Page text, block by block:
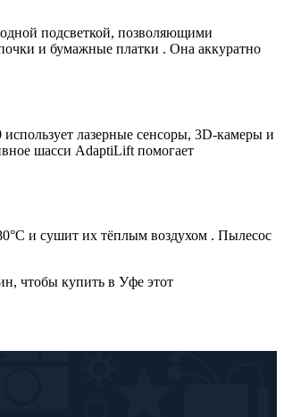
подсветкой, позволяющими
и бумажные платки . Она аккуратно
лазерные сенсоры, 3D-камеры и
шасси AdaptiLift помогает
и сушит их тёплым воздухом . Пылесос
чтобы купить в Уфе этот